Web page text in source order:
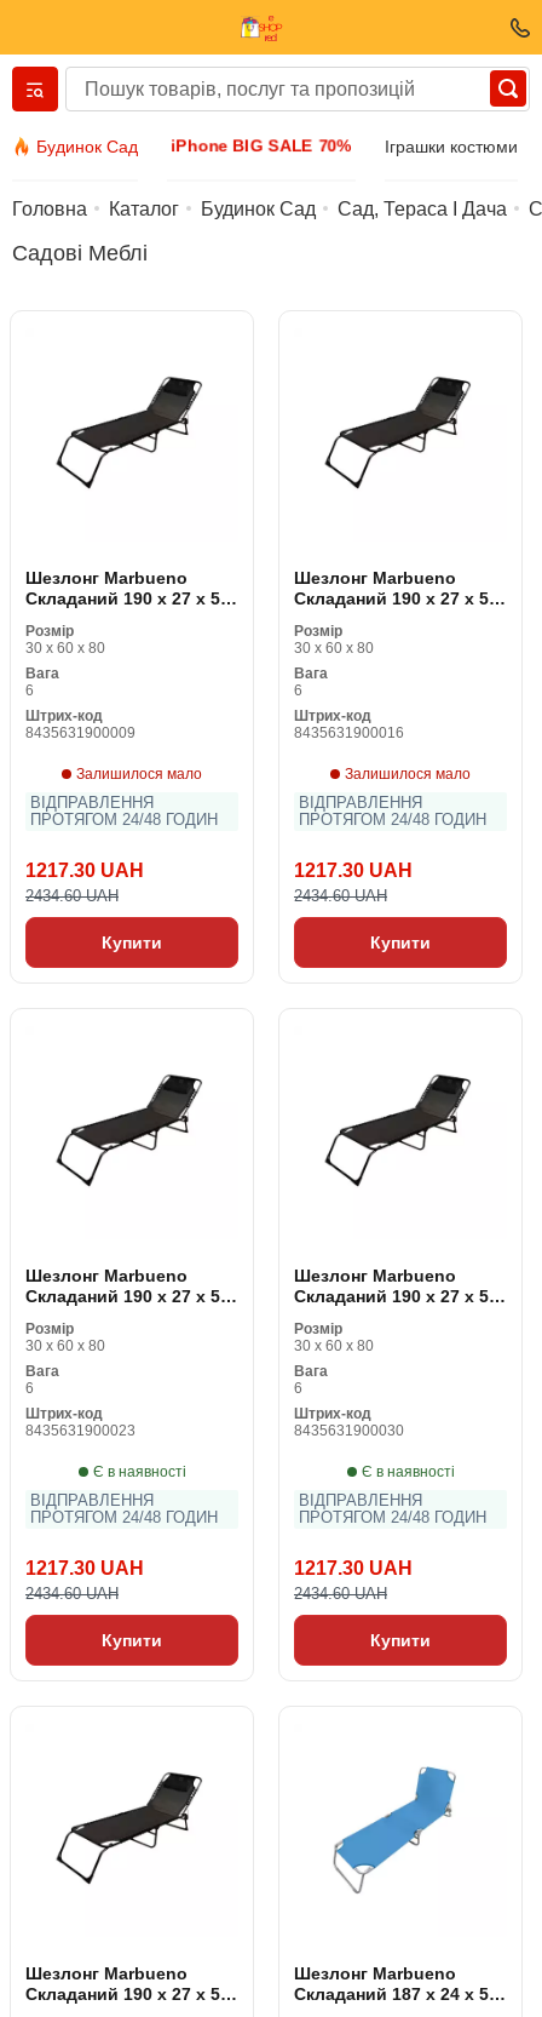
Будинок Сад iPhone BIG SALE 70% Іграшки костюми
Вернуться назад
Аксесуари
Наручний годинник
Головна Каталог Будинок Сад Сад, Тераса І Дача
Садові Меблі
Шезлонг Marbueno
Складаний 190 x 27 x 58
Розмір
30 x 60 x 80
Вага
6
Штрих-код
8435631900009
Залишилося мало
ВІДПРАВЛЕННЯ
ПРОТЯГОМ 24/48 ГОДИН
1217.30 UAH
2434.60 UAH
Купити
Шезлонг Marbueno
Складаний 190 x 27 x 58
Розмір
30 x 60 x 80
Вага
6
Штрих-код
8435631900016
Залишилося мало
ВІДПРАВЛЕННЯ
ПРОТЯГОМ 24/48 ГОДИН
1217.30 UAH
2434.60 UAH
Купити
Шезлонг Marbueno
Складаний 190 x 27 x 58
Розмір
30 x 60 x 80
Вага
6
Штрих-код
8435631900023
Є в наявності
ВІДПРАВЛЕННЯ
ПРОТЯГОМ 24/48 ГОДИН
1217.30 UAH
2434.60 UAH
Купити
Шезлонг Marbueno
Складаний 190 x 27 x 58
Розмір
30 x 60 x 80
Вага
6
Штрих-код
8435631900030
Є в наявності
ВІДПРАВЛЕННЯ
ПРОТЯГОМ 24/48 ГОДИН
1217.30 UAH
2434.60 UAH
Купити
Шезлонг Marbueno
Складаний 190 x 27 x 58
Шезлонг Marbueno
Складаний 187 x 24 x 55